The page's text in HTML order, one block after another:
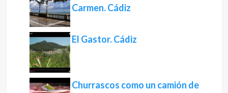
Carmen. Cádiz
El Gastor. Cádiz
Churrascos como un camión de